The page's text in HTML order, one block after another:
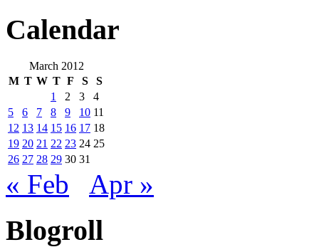
Calendar
March 2012
M T W T F S
S
1
2 3
4
5
6 7 8 9 10 11
12 13 14 15 16 17 18
19 20 21 22 23 24 25
26 27 28 29 30 31
« Feb Apr »
Blogroll